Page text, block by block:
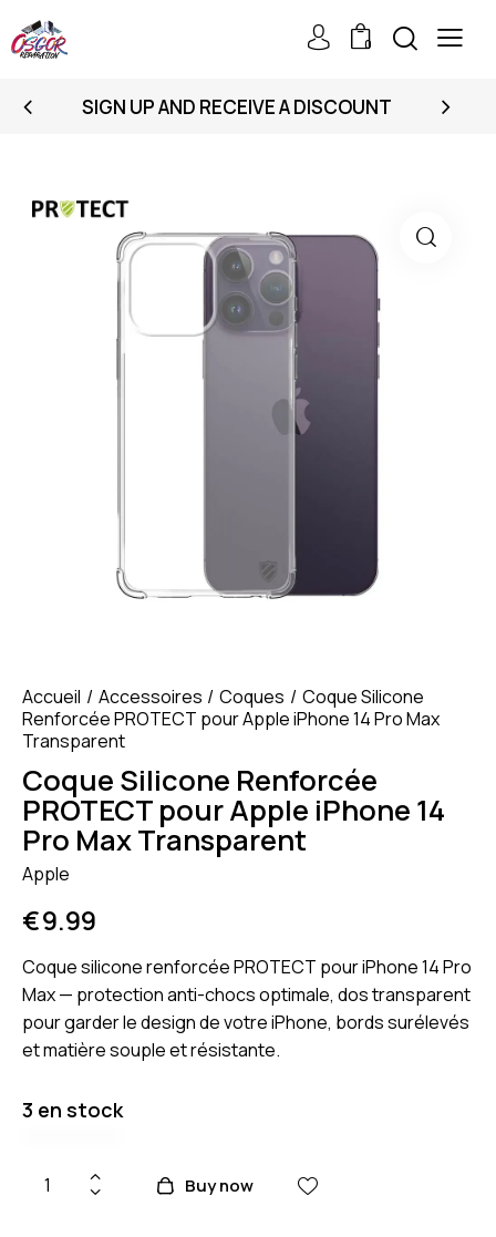
0
SIGN UP AND RECEIVE A DISCOUNT
Accueil Accessoires Coques
Coque Silicone
Renforcée PROTECT pour Apple iPhone 14 Pro Max
Transparent
Coque Silicone Renforcée
PROTECT pour Apple iPhone 14
Pro Max Transparent
Apple
€9.99
Coque silicone renforcée PROTECT pour iPhone 14 Pro
Max — protection anti-chocs optimale, dos transparent
pour garder le design de votre iPhone, bords surélevés
et matière souple et résistante.
3 en stock
Buy now